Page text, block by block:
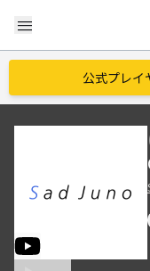
menu
公式プレイ